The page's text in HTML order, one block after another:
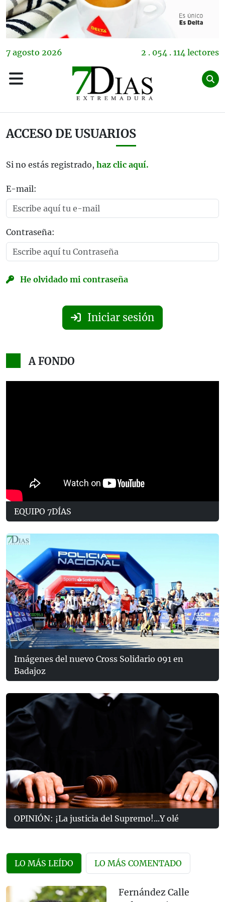
7 agosto 2026 2 . 054 . 114 lectores
ACCESO DE USUARIOS
Si no estás registrado, haz clic aquí.
E-mail:
Contraseña:
He olvidado mi contraseña
Iniciar sesión
A FONDO
EQUIPO 7DÍAS
Imágenes del nuevo Cross Solidario 091 en
Badajoz
OPINIÓN: ¡La justicia del Supremo!...Y olé
LO MÁS LEÍDO LO MÁS COMENTADO
Fernández Calle